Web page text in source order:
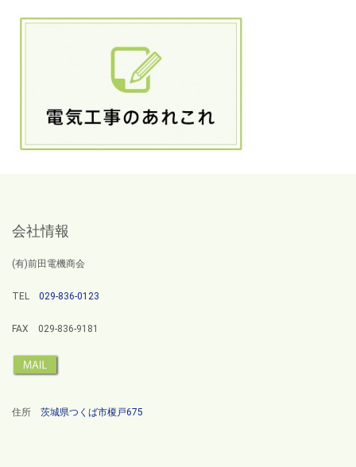
会社情報
(有)前田電機商会
TEL 029-836-0123
FAX 029-836-9181
住所 茨城県つくば市榎戸675